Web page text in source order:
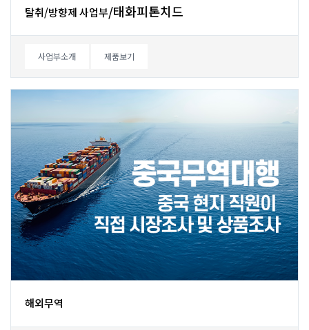
탈취/방향제사업부/태화피톤치드
사업부소개 제품보기
해외무역